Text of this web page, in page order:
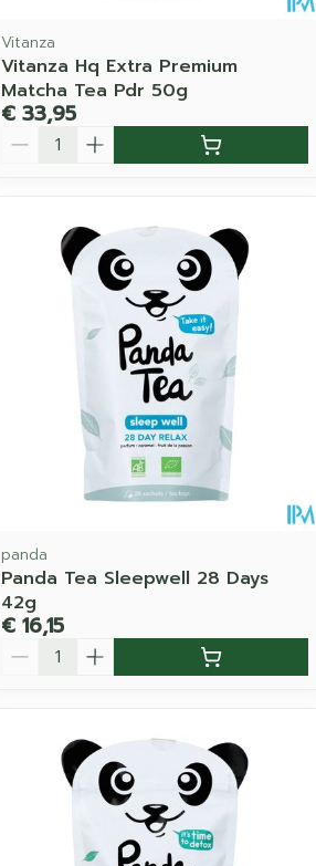
Vitanza
Vitanza Hq Extra Premium
Matcha Tea Pdr 50g
€ 33,95
Aantal
panda
Panda Tea Sleepwell 28 Days
42g
€ 16,15
Aantal